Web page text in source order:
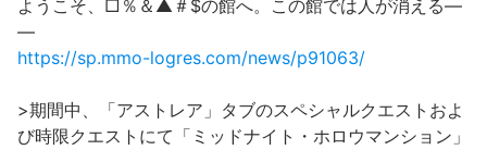
ようこそ、□％＆▲＃$の館へ。この館では人が消える―
―
https://sp.mmo-logres.com/news/p91063/
>期間中、「アストレア」タブのスペシャルクエストおよ
び時限クエストにて「ミッドナイト・ホロウマンション」